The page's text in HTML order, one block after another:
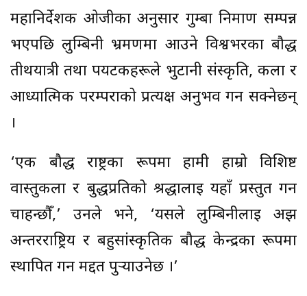
महानिर्देशक ओजीका अनुसार गुम्बा निर्माण सम्पन्न
भएपछि लुम्बिनी भ्रमणमा आउने विश्वभरका बौद्ध
तीर्थयात्री तथा पर्यटकहरूले भुटानी संस्कृति, कला र
आध्यात्मिक परम्पराको प्रत्यक्ष अनुभव गर्न सक्नेछन्
।
‘एक बौद्ध राष्ट्रका रूपमा हामी हाम्रो विशिष्ट
वास्तुकला र बुद्धप्रतिको श्रद्धालाई यहाँ प्रस्तुत गर्न
चाहन्छौँ,’ उनले भने, ‘यसले लुम्बिनीलाई अझ
अन्तरराष्ट्रिय र बहुसांस्कृतिक बौद्ध केन्द्रका रूपमा
स्थापित गर्न मद्दत पुर्‍याउनेछ ।’